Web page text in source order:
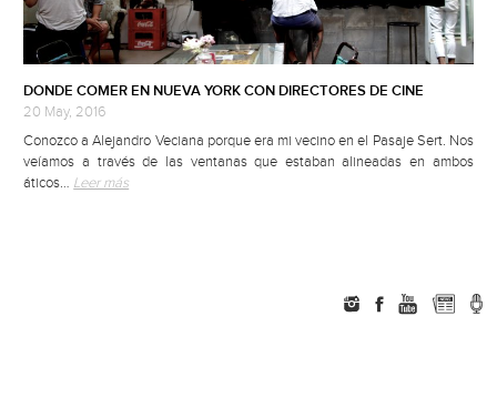
DONDE COMER EN NUEVA YORK CON DIRECTORES DE CINE
20 May, 2016
Conozco a Alejandro Veciana porque era mi vecino en el Pasaje Sert. Nos
veíamos a través de las ventanas que estaban alineadas en ambos
áticos… Leer más